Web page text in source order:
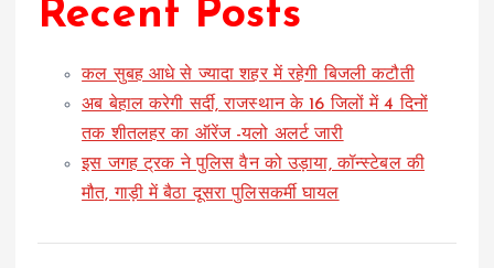
Recent Posts
कल सुबह आधे से ज्यादा शहर में रहेगी बिजली कटौती
अब बेहाल करेगी सर्दी, राजस्थान के 16 जिलों में 4 दिनों
तक शीतलहर का ऑरेंज -यलो अलर्ट जारी
इस जगह ट्रक ने पुलिस वैन को उड़ाया, कॉन्स्टेबल की
मौत, गाड़ी में बैठा दूसरा पुलिसकर्मी घायल